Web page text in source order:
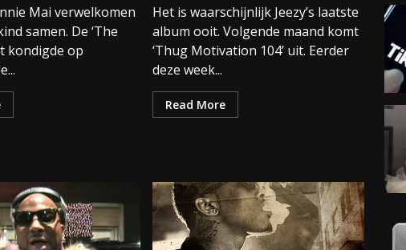
Mai verwelkomen
samen. De ‘The
kondigde op
Het is waarschijnlijk Jeezy’s laatste
album ooit. Volgende maand komt
‘Thug Motivation 104’ uit. Eerder
deze week...
Read More